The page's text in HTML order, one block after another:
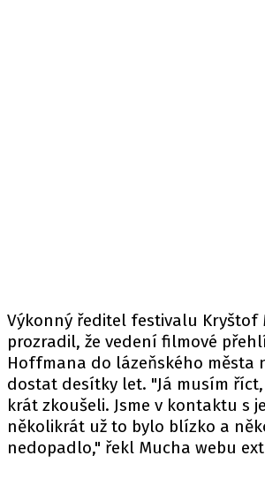
Výkonný ředitel festivalu Kryštof
prozradil, že vedení filmové
Hoffmana do lázeňského města
dostat desítky let. "Já musím říct,
krát zkoušeli. Jsme v kontaktu s
několikrát už to bylo blízko a
nedopadlo," řekl Mucha webu